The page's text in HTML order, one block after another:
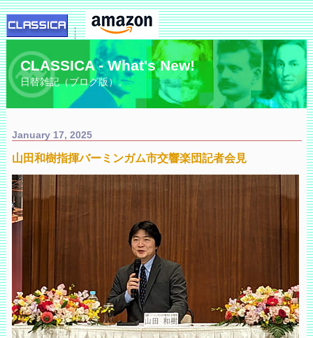
CLASSICA - What's New!
日替雑記（ブログ版）。
January 17, 2025
山田和樹指揮バーミンガム市交響楽団記者会見